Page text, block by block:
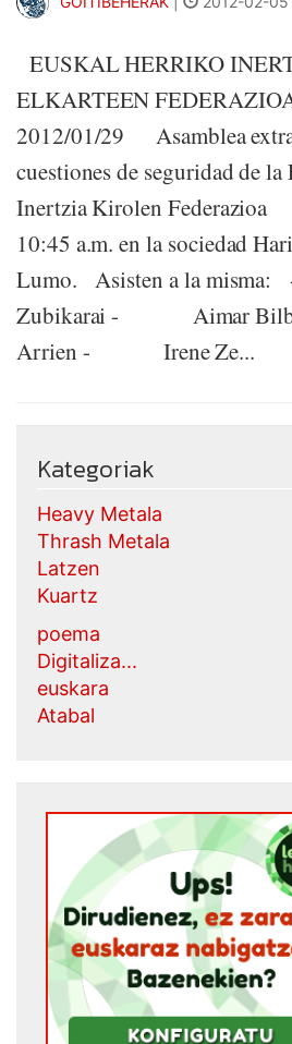
EUSKAL HERRIKO
ELKARTEEN
2012/01/29 Asamblea
cuestiones de seguridad de
Inertzia Kirolen Federazioa
10:45 a.m. en la sociedad
Lumo. Asisten a la
Zubikarai - Aimar
Arrien - Irene Ze...
Kategoriak
Heavy Metala
Thrash Metala
Latzen
Kuartz
poema
Digitaliza...
euskara
Atabal